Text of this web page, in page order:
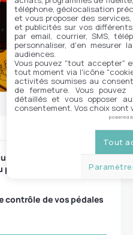
104
7
Knobyfier : le contrôle
!
contrôle de vos pédales
téléphone, géolocalisation
et vous proposer des
et publicités sur vos
par email, courrier, SMS,
personnaliser, d'en mesurer
audiences.
Vous pouvez "tout accepter"
tout moment via l'icône
activités soumises au
de fermeture. Vous
détaillés et vous opposer
consentement. Vos choix sont
powered
Tout